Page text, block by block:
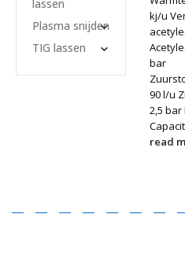
kj/u
bar
90 l/u
2,5 bar
read
lassen
Plasma snijden
TIG lassen